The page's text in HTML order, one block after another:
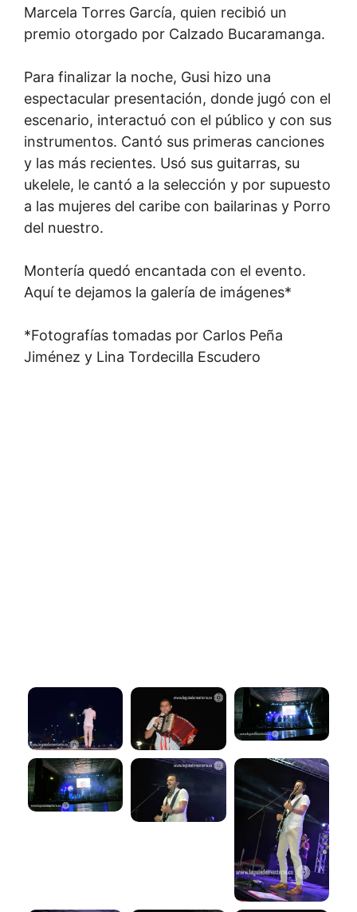
Marcela Torres García, quien recibió un
premio otorgado por Calzado Bucaramanga.
Para finalizar la noche, Gusi hizo una
espectacular presentación, donde jugó con el
escenario, interactuó con el público y con sus
instrumentos. Cantó sus primeras canciones
y las más recientes. Usó sus guitarras, su
ukelele, le cantó a la selección y por supuesto
a las mujeres del caribe con bailarinas y Porro
del nuestro.
Montería quedó encantada con el evento.
Aquí te dejamos la galería de imágenes*
*Fotografías tomadas por Carlos Peña
Jiménez y Lina Tordecilla Escudero